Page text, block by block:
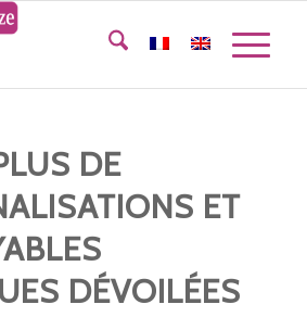
DE
ET
DÉVOILÉES